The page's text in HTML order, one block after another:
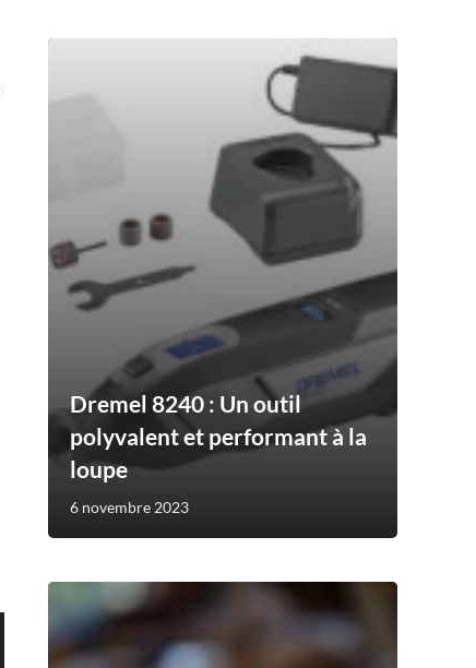
Dremel 8240 : Un outil
polyvalent et performant à la
loupe
6 novembre 2023